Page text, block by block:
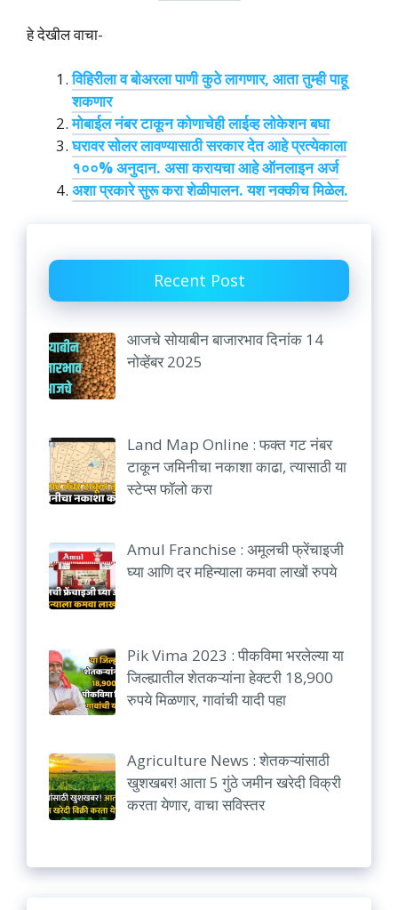
हे देखील वाचा-
विहिरीला व बोअरला पाणी कुठे लागणार, आता तुम्ही पाहू
शकणार
मोबाईल नंबर टाकून कोणाचेही लाईव्ह लोकेशन बघा
घरावर सोलर लावण्यासाठी सरकार देत आहे प्रत्येकाला
१००% अनुदान. असा करायचा आहे ऑनलाइन अर्ज
अशा प्रकारे सुरू करा शेळीपालन. यश नक्कीच मिळेल.
Recent Post
आजचे सोयाबीन बाजारभाव दिनांक 14
नोव्हेंबर 2025
Land Map Online : फक्त गट नंबर
टाकून जमिनीचा नकाशा काढा, त्यासाठी या
स्टेप्स फॉलो करा
Amul Franchise : अमूलची फ्रेंचाइजी
घ्या आणि दर महिन्याला कमवा लाखों रुपये
Pik Vima 2023 : पीकविमा भरलेल्या या
जिल्ह्यातील शेतकऱ्यांना हेक्टरी 18,900
रुपये मिळणार, गावांची यादी पहा
Agriculture News : शेतकऱ्यांसाठी
खुशखबर! आता 5 गुंठे जमीन खरेदी विक्री
करता येणार, वाचा सविस्तर